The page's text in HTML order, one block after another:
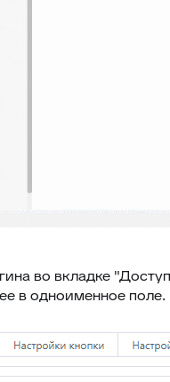
во вкладке
в одноименное